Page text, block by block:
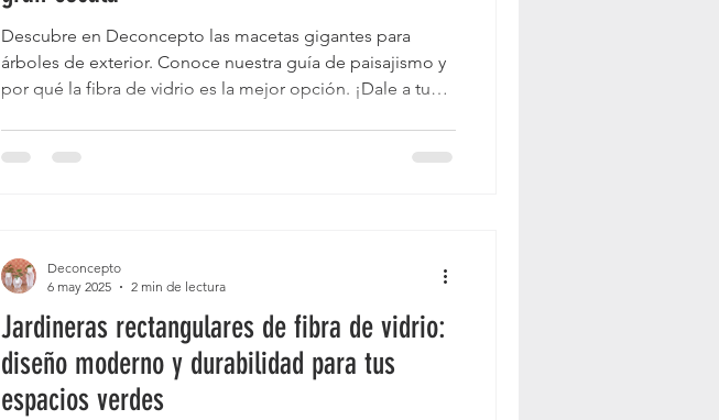
Descubre en Deconcepto las macetas gigantes para
árboles de exterior. Conoce nuestra guía de paisajismo y
por qué la fibra de vidrio es la mejor opción. ¡Dale a tu
Jardineras rectangulares de fibra de vidrio:
diseño moderno y durabilidad para tus
espacios verdes
Deconcepto
6 may 2025
2 min de lectura